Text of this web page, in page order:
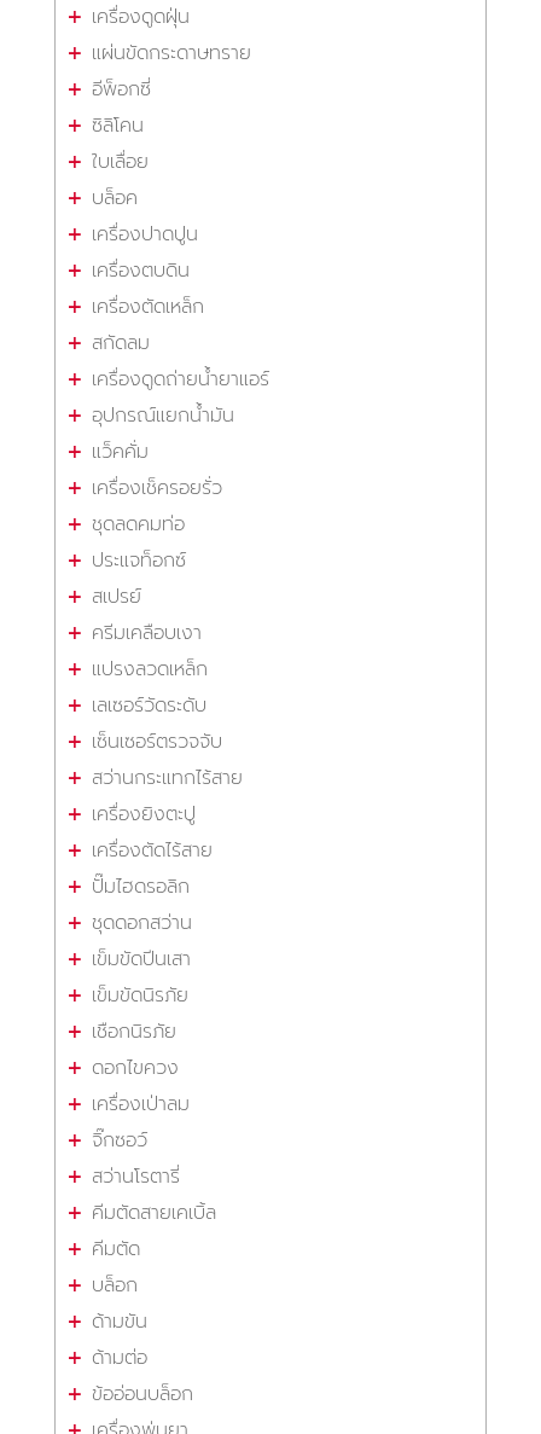
เครื่องดูดฝุ่น
แผ่นขัดกระดาษทราย
อีพ็อกซี่
ซิลิโคน
ใบเลื่อย
บล็อค
เครื่องปาดปูน
เครื่องตบดิน
เครื่องตัดเหล็ก
สกัดลม
เครื่องดูดถ่ายน้ำยาแอร์
อุปกรณ์แยกน้ำมัน
แว็คคั่ม
เครื่องเช็ครอยรั่ว
ชุดลดคมท่อ
ประแจท็อกซ์
สเปรย์
ครีมเคลือบเงา
แปรงลวดเหล็ก
เลเซอร์วัดระดับ
เซ็นเซอร์ตรวจจับ
สว่านกระแทกไร้สาย
เครื่องยิงตะปู
เครื่องตัดไร้สาย
ปั๊มไฮดรอลิก
ชุดดอกสว่าน
เข็มขัดปีนเสา
เข็มขัดนิรภัย
เชือกนิรภัย
ดอกไขควง
เครื่องเป่าลม
จิ๊กซอว์
สว่านโรตารี่
คีมตัดสายเคเบิ้ล
คีมตัด
บล็อก
ด้ามขัน
ด้ามต่อ
ข้ออ่อนบล็อก